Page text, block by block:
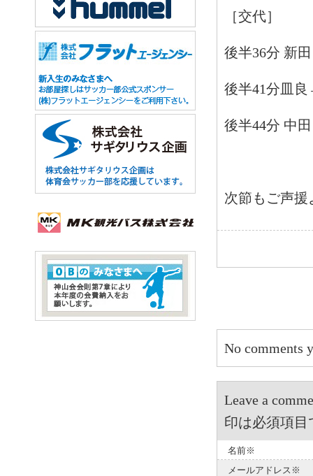
［交代］
後半36分 新
後半41分皿
後半44分 中
次節もご声
No comments
Leave a
印は必須項目
名前※
メールアドレス※